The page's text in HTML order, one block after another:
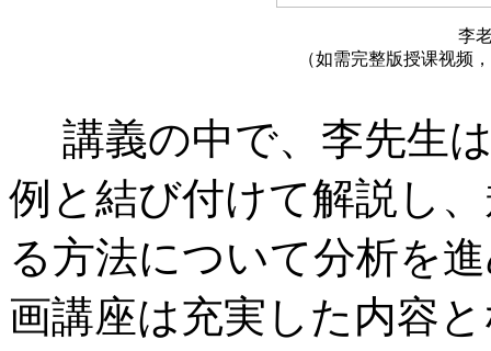
李
（如需完整版授课视频
講義の中で、李先生
例と結び付けて解説し
る方法について分析を
画講座は充実した内容